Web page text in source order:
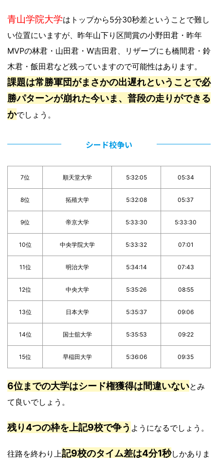
青山学院大学はトップから5分30秒差ということで難し
い位置にいますが、昨年山下り区間賞の小野田君・昨年
MVPの林君・山田君・W吉田君、リザーブにも橋間君・鈴
木君・飯田君など残っていますので可能性はあります。
課題は常勝軍団がまさかの出遅れということで必
勝パターンが崩れた今いま、普段の走りができる
かでしょう。
シード校争い
7位 順天堂大学 5:32:05 05:34
8位 拓殖大学 5:32:08 05:37
9位 帝京大学 5:33:30 5:33:30
10位 中央学院大学 5:33:32 07:01
11位 明治大学 5:34:14 07:43
12位 中央大学 5:35:26 08:55
13位 日本大学 5:35:37 09:06
14位 国士舘大学 5:35:53 09:22
15位 早稲田大学 5:36:06 09:35
6位までの大学はシード権獲得は間違いないとみ
て良いでしょう。
残り4つの枠を上記9校で争う ようになるでしょう。
往路を終わり上記9校のタイム差は4分1秒しかありま